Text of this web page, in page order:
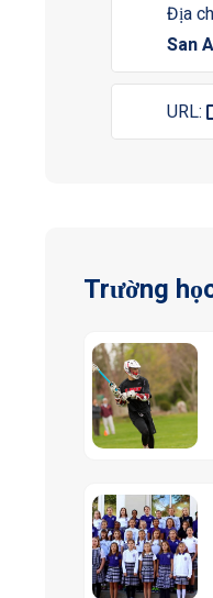
Địa
San
URL:
Trường